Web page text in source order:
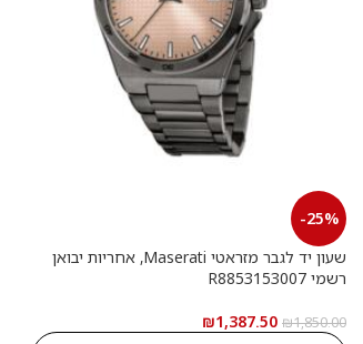
-25%
שעון יד לגבר מזראטי Maserati, אחריות יבואן
רשמי R8853153007
₪1,850.00
₪1,387.50